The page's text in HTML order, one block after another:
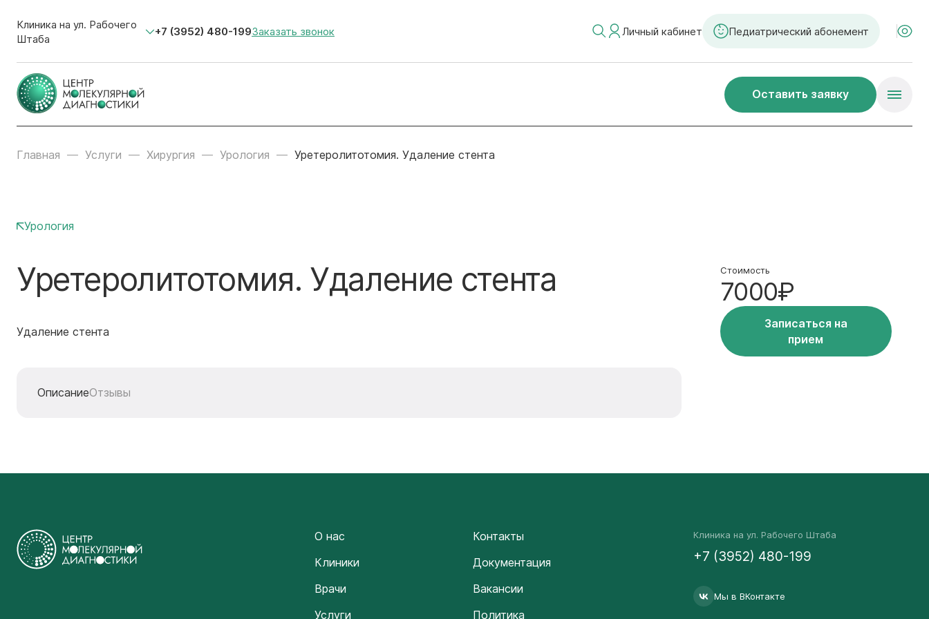
Клиника на ул. Рабочего
Штаба
+7 (3952) 480-199Заказать звонок Личный кабинет Педиатрический абонемент
Оставить заявку
Главная Услуги Хирургия Урология Уретеролитотомия. Удаление стента
Урология
Уретеролитотомия. Удаление стента
Удаление стента
ОписаниеОтзывы
Стоимость
7000₽
Записаться на
прием
О нас
Клиники
Врачи
Услуги
Контакты
Документация
Вакансии
Политика
Клиника на ул. Рабочего Штаба
+7 (3952) 480-199
Мы в ВКонтакте